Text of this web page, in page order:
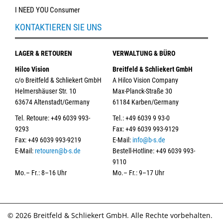
I NEED YOU Consumer
KONTAKTIEREN SIE UNS
LAGER & RETOUREN
Hilco Vision
c/o Breitfeld & Schliekert GmbH
Helmershäuser Str. 10
63674 Altenstadt/Germany
Tel. Retoure: +49 6039 993-
9293
Fax: +49 6039 993-9219
E-Mail:retouren@b-s.de
Mo.– Fr.: 8–16 Uhr
VERWALTUNG & BÜRO
Breitfeld & Schliekert GmbH
A Hilco Vision Company
Max-Planck-Straße 30
61184 Karben/Germany
Tel.: +49 6039 9 93-0
Fax: +49 6039 993-9129
E-Mail: info@b-s.de
Bestell-Hotline: +49 6039 993-
9110
Mo.– Fr.: 9–17 Uhr
© 2026 Breitfeld & Schliekert GmbH. Alle Rechte vorbehalten.